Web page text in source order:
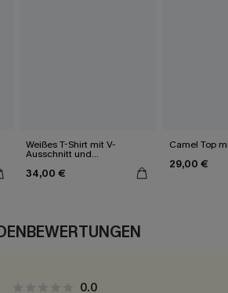
Weißes T-Shirt mit V-
Ausschnitt und
34,00 €
Camel Top
29,00 €
0.0